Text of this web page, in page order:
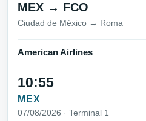
MEX → FCO
Ciudad de México → Roma
American Airlines
10:55
MEX
07/08/2026 · Terminal 1